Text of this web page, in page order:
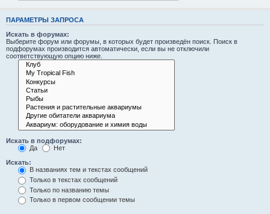
ПАРАМЕТРЫ ЗАПРОСА
Искать в форумах:
Выберите форум или форумы, в которых будет произведён поиск. Поиск в
подфорумах производится автоматически, если вы не отключили
соответствующую опцию ниже.
Искать в подфорумах:
Да
Нет
Искать:
В названиях тем и текстах сообщений
Только в текстах сообщений
Только по названию темы
Только в первом сообщении темы